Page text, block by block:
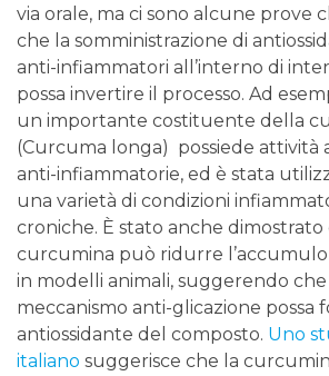
via orale, ma ci sono alcune prove
che la somministrazione di
anti-infiammatori all’interno di
possa invertire il processo. Ad
un importante costituente della
(Curcuma longa) possiede attività
anti-infiammatorie, ed è stata
una varietà di condizioni
croniche. È stato anche dimostrato
curcumina può ridurre l’accumulo
in modelli animali, suggerendo
meccanismo anti-glicazione possa
antiossidante del composto. Uno
italiano suggerisce che la